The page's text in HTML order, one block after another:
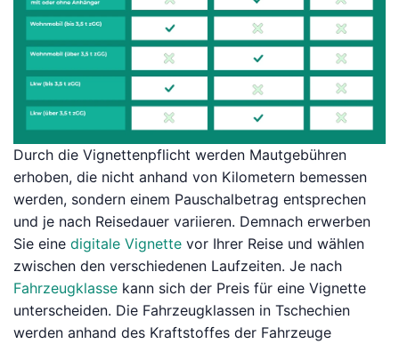
Durch die Vignettenpflicht werden Mautgebühren
erhoben, die nicht anhand von Kilometern bemessen
werden, sondern einem Pauschalbetrag entsprechen
und je nach Reisedauer variieren. Demnach erwerben
Sie eine digitale Vignette vor Ihrer Reise und wählen
zwischen den verschiedenen Laufzeiten. Je nach
Fahrzeugklasse kann sich der Preis für eine Vignette
unterscheiden. Die Fahrzeugklassen in Tschechien
werden anhand des Kraftstoffes der Fahrzeuge